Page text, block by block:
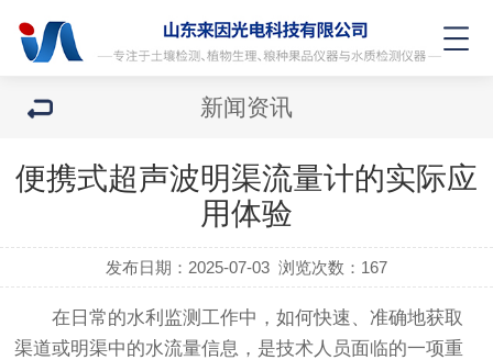
新闻资讯
便携式超声波明渠流量计的实际应
用体验
发布日期：2025-07-03 浏览次数： 167
在日常的水利监测工作中，如何快速、准确地获取
渠道或明渠中的水流量信息，是技术人员面临的一项重